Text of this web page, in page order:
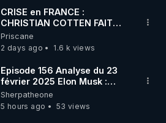
CRISE en FRANCE :
CHRISTIAN COTTEN FAIT
une étrange découverte
Priscane
2 days ago
1.6 k views
Episode 156 Analyse du 23
février 2025 Elon Musk :
Houston , on a un problème !
Sherpatheone
5 hours ago
53 views